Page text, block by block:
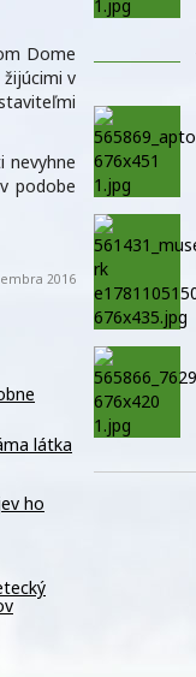
Dome
v
nevyhne
podobe
2016
látka
ho